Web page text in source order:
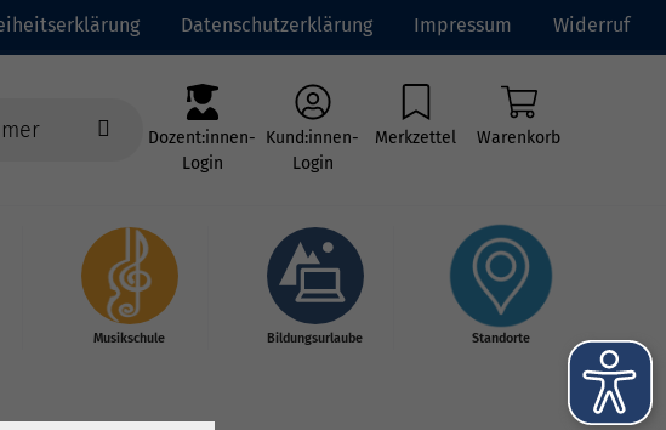
Datenschutzerklärung Impressum Widerruf
Dozent:innen-
Login
Kund:innen-
Login
Merkzettel Warenkorb
Musikschule Bildungsurlaube Standorte